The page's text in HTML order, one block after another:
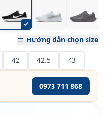
Hướng dẫn chọn size
42 42.5 43
0973 711 868